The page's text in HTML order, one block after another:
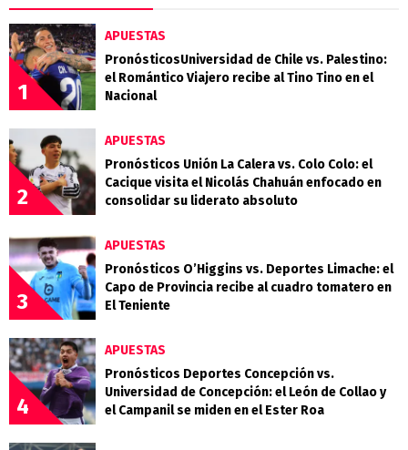
1
APUESTAS
PronósticosUniversidad de Chile vs. Palestino:
el Romántico Viajero recibe al Tino Tino en el
Nacional
2
APUESTAS
Pronósticos Unión La Calera vs. Colo Colo: el
Cacique visita el Nicolás Chahuán enfocado en
consolidar su liderato absoluto
3
APUESTAS
Pronósticos O’Higgins vs. Deportes Limache: el
Capo de Provincia recibe al cuadro tomatero en
El Teniente
4
APUESTAS
Pronósticos Deportes Concepción vs.
Universidad de Concepción: el León de Collao y
el Campanil se miden en el Ester Roa